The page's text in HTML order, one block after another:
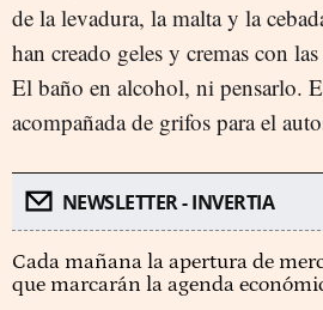
de la levadura, la malta y la
han creado geles y cremas con
El baño en alcohol, ni pensarlo.
acompañada de grifos para el
NEWSLETTER - INVERTIA
Cada mañana la apertura de
que marcarán la agenda